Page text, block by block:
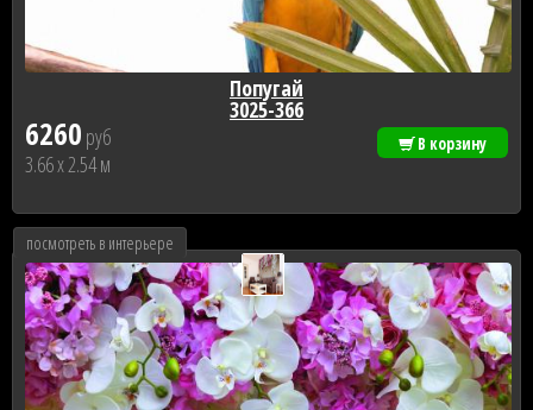
6260 руб
3.66 x 2.54 м
Попугай
3025-366
В корзину
посмотреть в интерьере